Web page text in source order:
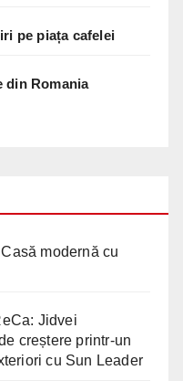
pe piața cafelei
din Romania
modernă cu
Jidvei
creștere printr-un
cu Sun Leader